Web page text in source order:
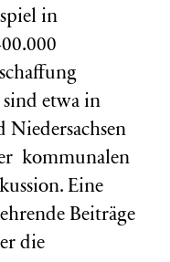
in
sind etwa in
Niedersachsen
kommunalen
Eine
Beiträge
die